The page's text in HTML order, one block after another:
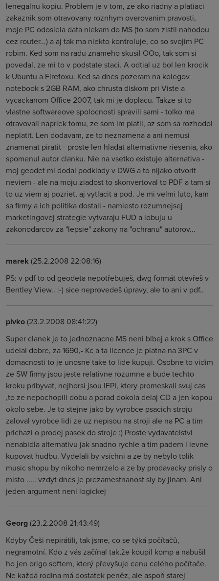
lenegalnu kopiu. Problem je v tom, ze ako riadny a platiaci
zakaznik som otravovany roznhym overovanim pravosti,
moje PC odosiela data niekam do MS (to som zistil nahodou
cez router...) a aj tak ma niekto kontroluje, co so svojim PC
robim. Ked som na radu znameho skusil OOo, tak som si
povedal, ze mi to v podstate staci. A odtial uz bol len krocik
k Ubuntu a Firefoxu. Ked sa dnes pozeram na kolegov
notebook s 2GB RAM, ako chrusta diskom pri Viste a
vycackanom Office 2007, tak mi je doplacu. Takze si to
vlastne softwareove spolocnosti spravili sami - tolko ma
otravovali napriek tomu, ze som im platil, az som sa rozhodol
neplatit. Len dodavam, ze to neznamena a ani nemusi
znamenat piratit - proste len hladat alternativne riesenia, ako
spomenul autor clanku. Nie na vsetko existuje alternativa -
moj geodet mi dodal podklady v DWG a to nijako otvorit
neviem - ale na moju ziadost to skonvertoval to PDF a tam si
to uz viem aj pozriet, aj vytlacit a pod. Je mi velmi luto, kam
sa firmy a ich politika dostali - namiesto rozumnejsej
marketingovej strategie vytvaraju FUD a lobuju u
zakonodarcov za "lepsie" zakony na "ochranu" autorov...
marek (25.2.2008 22:08:16)
PS: v pdf to od geodeta nepotřebuješ, dwg formát otevřeš v
Bentley View.. :-) sice neprovedeš úpravy, ale to ani v pdf..
pivko(23.2.2008 08:41:22)
Super clanek je to jednoznacne MS neni blbej a krok s Office
udelal dobre, za 1690,- Kc a ta licence je platna na 3PC v
domacnosti to je unosne take to lide kupuji. Osobne to vidim
ze SW firmy jsou jeste relativne rozumne a bude techto
kroku pribyvat, nejhorsi jsou IFPI, ktery promeskali svuj cas
,to ze nepochopili dobu a porad dokola delaj CD a jen kopou
okolo sebe. Je to stejne jako by vyrobce psacich stroju
zaloval vyrobce lidi ze uz nepisou na stroji ale na PC a tim
prichazi o prodej pasek do stroje :) Proste vydavatelstvi
nenabidla alternativu jak snadno rychle a tim padem i levne
kupovat hudbu. Vydelali by vsichni a ze by nebylo tolik
music shopu by nikoho nemrzelo a ze by prodavacky prisly o
misto ..... vzdyt dnes je prezamestnanost sly by jinam. Ani
jeden argument neni logickej
Georg(23.2.2008 21:43:49)
Kdyby Češi nepirátili, tak jsme, co se týká počítačů,
negramotní. Kdo z vás začínal tak,že koupil komp a nabušil
ho jen origo softem, který převyšuje cenu celého počítače.
Ne každá rodina má dostatek peněz, ale aspoň starej